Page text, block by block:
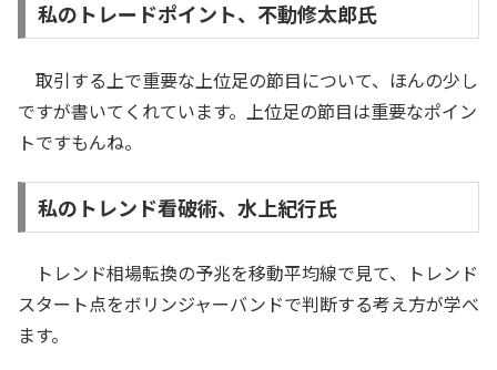
私のトレードポイント、不動修太郎氏
取引する上で重要な上位足の節目について、ほんの少し
ですが書いてくれています。上位足の節目は重要なポイン
トですもんね。
私のトレンド看破術、水上紀行氏
トレンド相場転換の予兆を移動平均線で見て、トレンド
スタート点をボリンジャーバンドで判断する考え方が学べ
ます。